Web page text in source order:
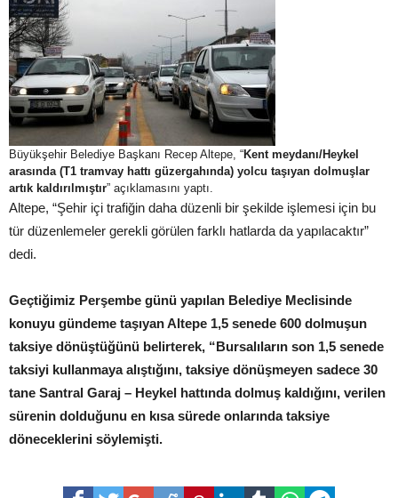
Büyükşehir Belediye Başkanı Recep Altepe, “Kent meydanı/Heykel
arasında (T1 tramvay hattı güzergahında) yolcu taşıyan dolmuşlar
artık kaldırılmıştır” açıklamasını yaptı.
Altepe, “Şehir içi trafiğin daha düzenli bir şekilde işlemesi için bu
tür düzenlemeler gerekli görülen farklı hatlarda da yapılacaktır”
dedi.
Geçtiğimiz Perşembe günü yapılan Belediye Meclisinde
konuyu gündeme taşıyan Altepe 1,5 senede 600 dolmuşun
taksiye dönüştüğünü belirterek, “Bursalıların son 1,5 senede
taksiyi kullanmaya alıştığını, taksiye dönüşmeyen sadece 30
tane Santral Garaj – Heykel hattında dolmuş kaldığını, verilen
sürenin dolduğunu en kısa sürede onlarında taksiye
döneceklerini söylemişti.